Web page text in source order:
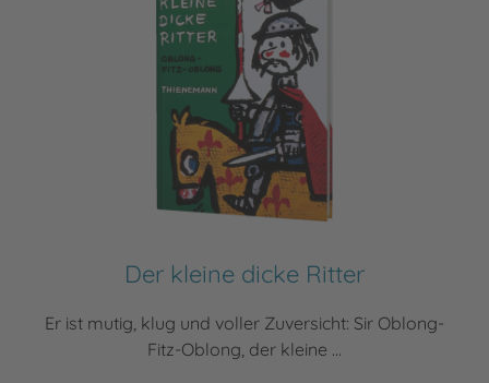
Der kleine dicke Ritter
Er ist mutig, klug und voller Zuversicht: Sir Oblong-
Fitz-Oblong, der kleine ...